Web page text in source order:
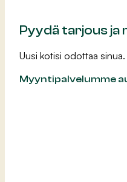
Pyydä tarjous ja
Uusi kotisi odottaa
Myyntipalvelumme